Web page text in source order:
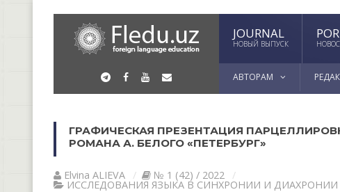
JOURNAL
НОВЫЙ ВЫПУСК
АВТОРАМ
ГРАФИЧЕСКАЯ ПРЕЗЕНТАЦИЯ
РОМАНА А. БЕЛОГО «ПЕТЕРБУРГ»
Elvina АLIEVА № 1 (42) / 2022
ИССЛЕДОВАНИЯ ЯЗЫКА В СИНХРОНИИ И ДИАХРОНИИ